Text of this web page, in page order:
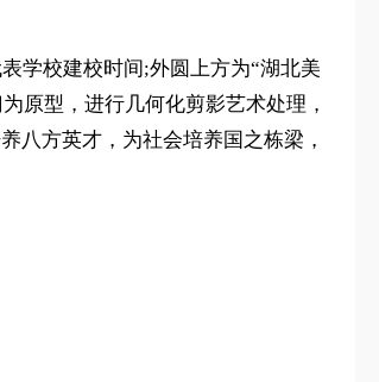
学校建校时间;外圆上方为“湖北美
原型，进行几何化剪影艺术处理，
八方英才，为社会培养国之栋梁，